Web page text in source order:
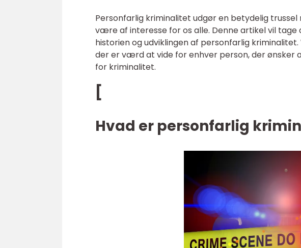
Personfarlig kriminalitet udgør en betydelig
være af interesse for os alle. Denne artikel vil tage
historien og udviklingen af personfarlig
der er værd at vide for enhver person, der ønsker
for kriminalitet.
[
Hvad er personfarlig